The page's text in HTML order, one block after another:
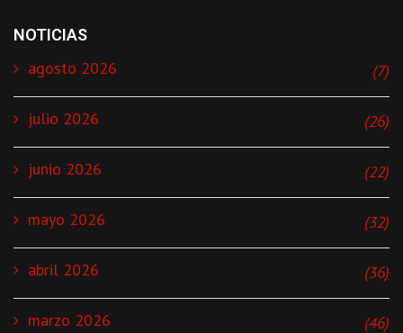
NOTICIAS
agosto 2026 (7)
julio 2026 (26)
junio 2026 (22)
mayo 2026 (32)
abril 2026 (36)
marzo 2026 (46)